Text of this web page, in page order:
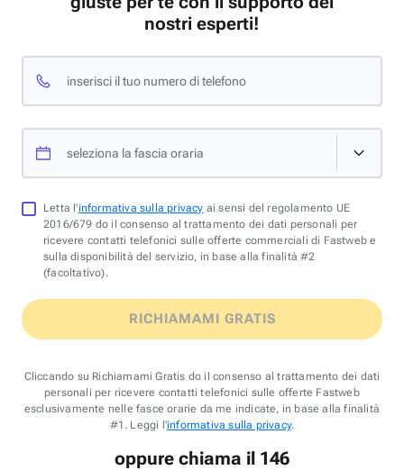
nostri esperti!
inserisci il tuo numero di telefono
seleziona la fascia oraria
Letta l'informativa sulla privacy ai sensi del regolamento UE
2016/679 do il consenso al trattamento dei dati personali per
ricevere contatti telefonici sulle offerte commerciali di Fastweb e
sulla disponibilità del servizio, in base alla finalità #2
(facoltativo).
RICHIAMAMI GRATIS
Cliccando su Richiamami Gratis do il consenso al trattamento dei dati
personali per ricevere contatti telefonici sulle offerte Fastweb
esclusivamente nelle fasce orarie da me indicate, in base alla finalità
#1. Leggi l'informativa sulla privacy.
oppure chiama il 146